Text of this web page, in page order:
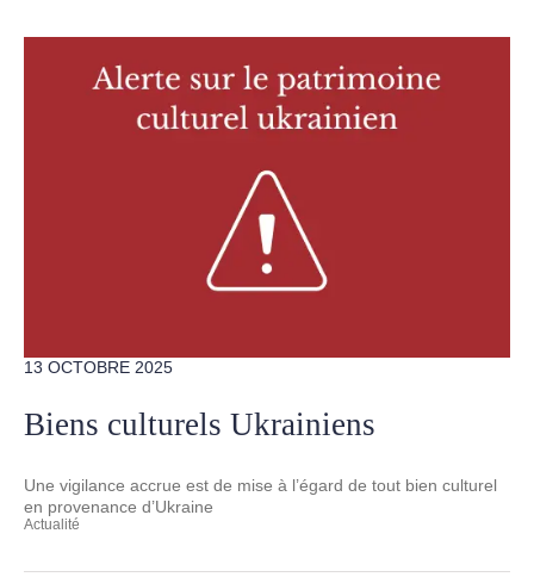
13 OCTOBRE 2025
Biens culturels Ukrainiens
Une vigilance accrue est de mise à l’égard de tout bien culturel
en provenance d’Ukraine
Actualité